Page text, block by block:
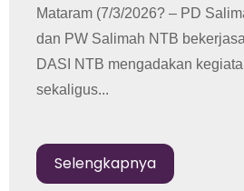
Mataram (7/3/2026? – PD
dan PW Salimah NTB
DASI NTB mengadakan
sekaligus...
Selengkapnya